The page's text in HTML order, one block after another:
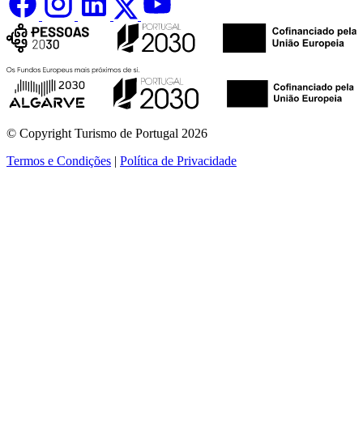
© Copyright Turismo de Portugal 2026
Termos e Condições | Política de Privacidade